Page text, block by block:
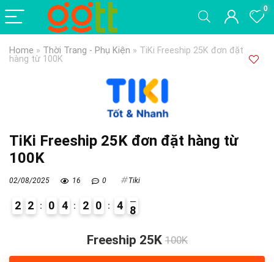
0
Home » Thời Trang - Phụ Kiện » TiKi Freeship 25K đơn đặt
hàng từ 100K
TiKi Freeship 25K đơn đặt hàng từ
100K
02/08/2025 16 0 Tiki
2 2 0 4 2 0 4 7
Freeship 25K 100K